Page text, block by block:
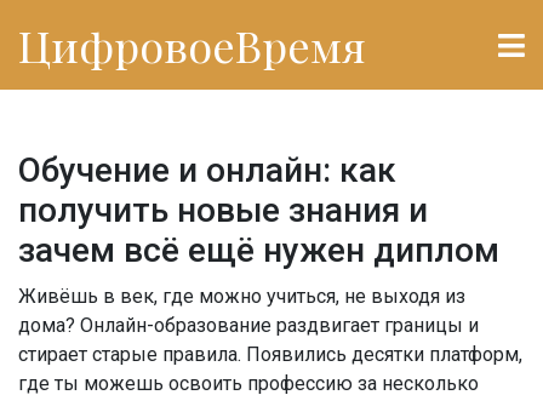
ЦифровоеВремя
Обучение и онлайн: как
получить новые знания и
зачем всё ещё нужен диплом
Живёшь в век, где можно учиться, не выходя из
дома? Онлайн-образование раздвигает границы и
стирает старые правила. Появились десятки платформ,
где ты можешь освоить профессию за несколько